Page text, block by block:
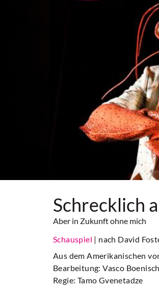
Schrecklich
Aber in Zukunft ohne mich
Schauspiel | nach David
Aus dem Amerikanischen
Bearbeitung: Vasco Boenisch
Regie: Tamo Gvenetadze